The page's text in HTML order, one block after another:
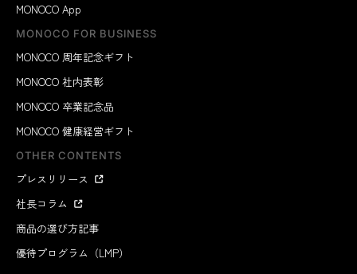
MONOCO App
MONOCO FOR BUSINESS
MONOCO 周年記念ギフト
MONOCO 社内表彰
MONOCO 卒業記念品
MONOCO 健康経営ギフト
OTHER CONTENTS
プレスリリース
社長コラム
商品の選び方記事
優待プログラム（LMP）